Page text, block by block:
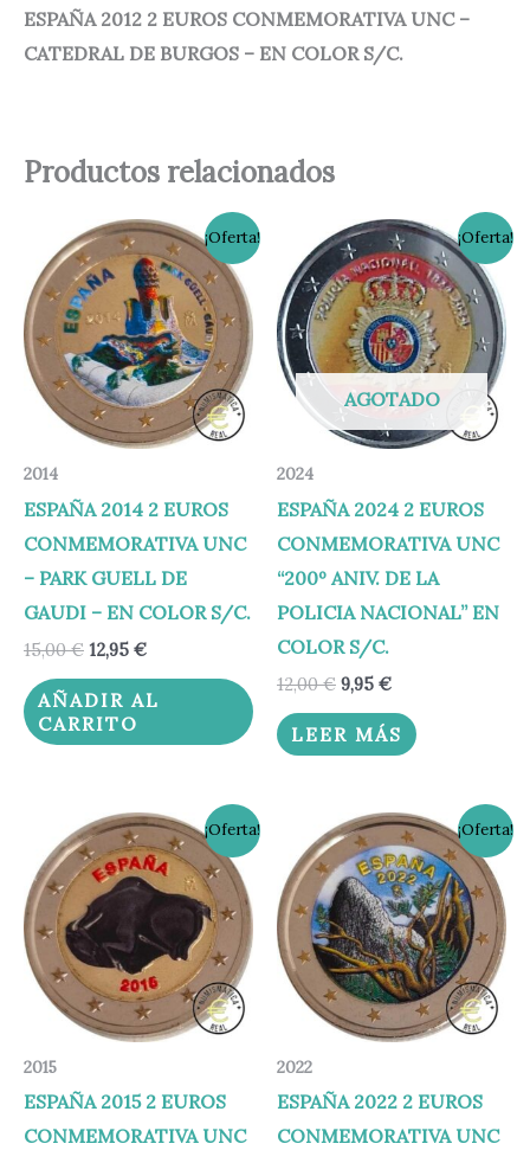
ESPAÑA 2012 2 EUROS CONMEMORATIVA UNC –
CATEDRAL DE BURGOS – EN COLOR S/C.
Productos relacionados
¡Oferta!
2014
ESPAÑA 2014 2 EUROS
CONMEMORATIVA UNC
– PARK GUELL DE
GAUDI – EN COLOR S/C.
15,00€
El
precio
original
era:
15,00 €.
12,95 €
El
precio
actual
es:
12,95 €.
AÑADIR AL
CARRITO
¡Oferta!
AGOTADO
2024
ESPAÑA 2024 2 EUROS
CONMEMORATIVA UNC
“200º ANIV. DE LA
POLICIA NACIONAL” EN
COLOR S/C.
12,00€
El
precio
original
era:
12,00 €.
9,95 €
El
precio
actual
es:
9,95 €.
LEER MÁS
¡Oferta!
2015
ESPAÑA 2015 2 EUROS
CONMEMORATIVA UNC
El
precio
original
era:
15,00 €.
El
precio
actual
es:
12,95 €.
¡Oferta!
2022
ESPAÑA 2022 2 EUROS
CONMEMORATIVA UNC
El
precio
original
era:
13,00 €.
El
precio
actual
es:
10,95 €.